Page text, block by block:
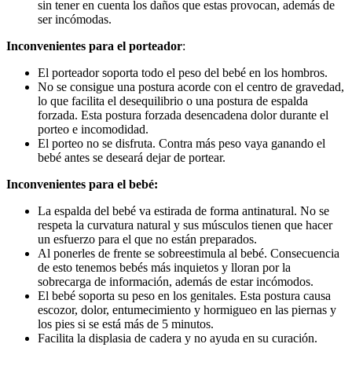
sin tener en cuenta los daños que estas provocan, además de
ser incómodas.
Inconvenientes para el porteador:
El porteador soporta todo el peso del bebé en los hombros.
No se consigue una postura acorde con el centro de gravedad,
lo que facilita el desequilibrio o una postura de espalda
forzada. Esta postura forzada desencadena dolor durante el
porteo e incomodidad.
El porteo no se disfruta. Contra más peso vaya ganando el
bebé antes se deseará dejar de portear.
Inconvenientes para el bebé:
La espalda del bebé va estirada de forma antinatural. No se
respeta la curvatura natural y sus músculos tienen que hacer
un esfuerzo para el que no están preparados.
Al ponerles de frente se sobreestimula al bebé. Consecuencia
de esto tenemos bebés más inquietos y lloran por la
sobrecarga de información, además de estar incómodos.
El bebé soporta su peso en los genitales. Esta postura causa
escozor, dolor, entumecimiento y hormigueo en las piernas y
los pies si se está más de 5 minutos.
Facilita la displasia de cadera y no ayuda en su curación.